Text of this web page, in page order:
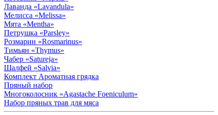
Лаванда «Lavandula»
Мелисса «Melissa»
Мята «Mentha»
Петрушка «Parsley»
Розмарин «Rosmarinus»
Тимьян «Thymus»
Чабер «Satureja»
Шалфей «Salvia»
Комплект Ароматная грядка
Пряный набор
Многоколосник «Agastache Foeniculum»
Набор пряных трав для мяса